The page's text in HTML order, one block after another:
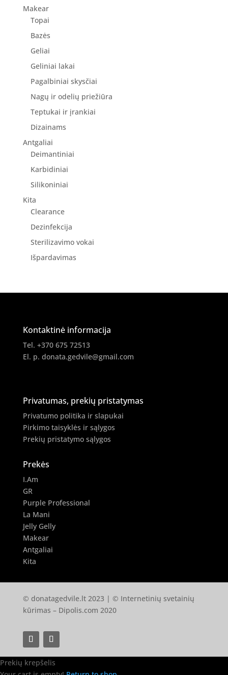
Makear
Topai
Bazės
Geliai
Geliniai lakai
Pagalbiniai skysčiai
Nagų ir odelių priežiūra
Teptukai ir įrankiai
Dizainams
Antgaliai
Deimantiniai
Karbidiniai
Silikoniniai
Kita
Clearance
Dezinfekcija
Sterilizavimo vokai
Išpardavimas
Kontaktinė informacija
Tel. +370 675 72513
El. p. donata.gedvile@gmail.com
Privatumas, prekių pristatymas
Privatumo politika ir slapukai
Pirkimo taisyklės ir sąlygos
Prekių pristatymo sąlygos
Prekės
I.Am
GR
Purple Professional
La Mani
Jelly Gelly
Makear
Antgaliai
Kita
© donatagedvile.lt 2023 | © Internetinių svetainių
kūrimas – Dipolis.com 2020
Prekių krepšelis